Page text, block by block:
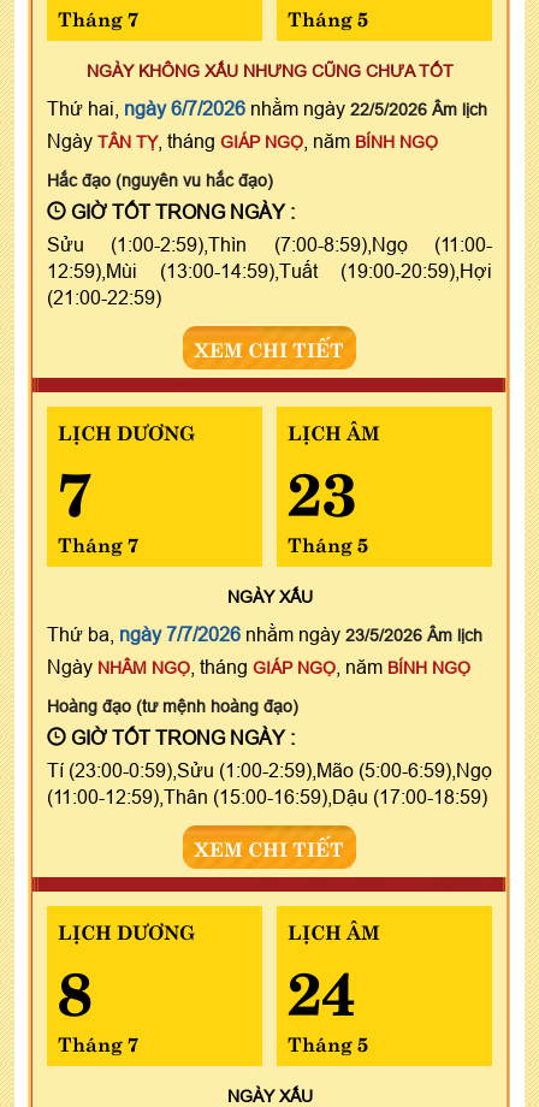
Tháng 7 Tháng 5
NGÀY KHÔNG XẤU NHƯNG CŨNG CHƯA TỐT
Thứ hai, ngày 6/7/2026 nhằm ngày 22/5/2026 Âm lịch
Ngày TÂN TỴ, tháng GIÁP NGỌ , năm BÍNH NGỌ
Hắc đạo (nguyên vu hắc đạo)
GIỜ TỐT TRONG NGÀY :
Sửu (1:00-2:59),Thìn (7:00-8:59),Ngọ (11:00-
12:59),Mùi (13:00-14:59),Tuất (19:00-20:59),Hợi
(21:00-22:59)
XEM CHI TIẾT
LỊCH DƯƠNG
7
Tháng 7
LỊCH ÂM
23
Tháng 5
NGÀYXẤU
Thứ ba, ngày 7/7/2026 nhằm ngày 23/5/2026 Âm lịch
Ngày NHÂM NGỌ , tháng GIÁP NGỌ , năm BÍNH NGỌ
Hoàng đạo (tư mệnh hoàng đạo)
GIỜ TỐT TRONG NGÀY :
Tí (23:00-0:59),Sửu (1:00-2:59),Mão (5:00-6:59),Ngọ
(11:00-12:59),Thân (15:00-16:59),Dậu (17:00-18:59)
XEM CHI TIẾT
LỊCH DƯƠNG
8
Tháng 7
LỊCH ÂM
24
Tháng 5
NGÀYXẤU